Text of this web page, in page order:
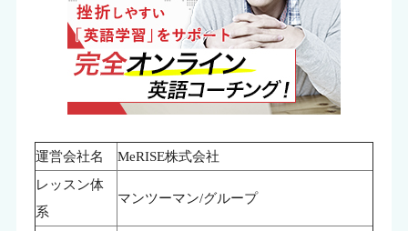
運営会社名
MeRISE株式会社
レッスン体
系
マンツーマン/グループ